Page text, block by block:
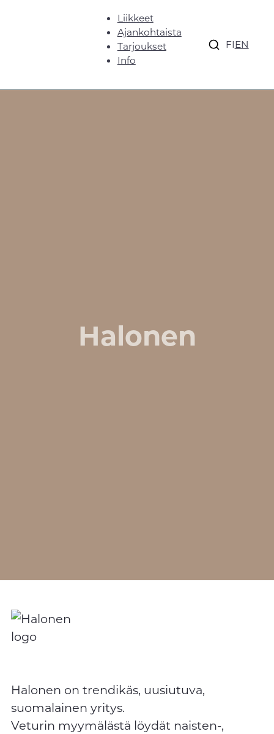
Liikkeet
Ajankohtaista
Tarjoukset
Info
FIEN
Halonen
Halonen on trendikäs, uusiutuva,
suomalainen yritys.
Veturin myymälästä löydät naisten-,